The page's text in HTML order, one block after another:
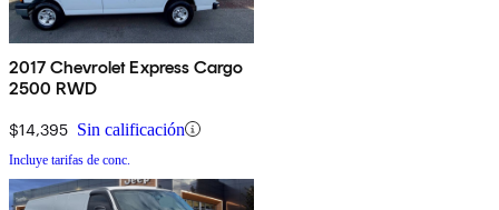
2017 Chevrolet Express Cargo
2500 RWD
$14,395 Sin calificación
Incluye tarifas de conc.